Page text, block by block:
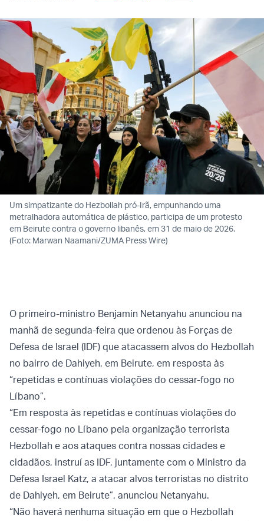
Um simpatizante do Hezbollah pró-Irã, empunhando uma
metralhadora automática de plástico, participa de um protesto
em Beirute contra o governo libanês, em 31 de maio de 2026.
(Foto: Marwan Naamani/ZUMA Press Wire)
O primeiro-ministro Benjamin Netanyahu anunciou na
manhã de segunda-feira que ordenou às Forças de
Defesa de Israel (IDF) que atacassem alvos do Hezbollah
no bairro de Dahiyeh, em Beirute, em resposta às
“repetidas e contínuas violações do cessar-fogo no
Líbano”.
“Em resposta às repetidas e contínuas violações do
cessar-fogo no Líbano pela organização terrorista
Hezbollah e aos ataques contra nossas cidades e
cidadãos, instruí as IDF, juntamente com o Ministro da
Defesa Israel Katz, a atacar alvos terroristas no distrito
de Dahiyeh, em Beirute”, anunciou Netanyahu.
“Não haverá nenhuma situação em que o Hezbollah